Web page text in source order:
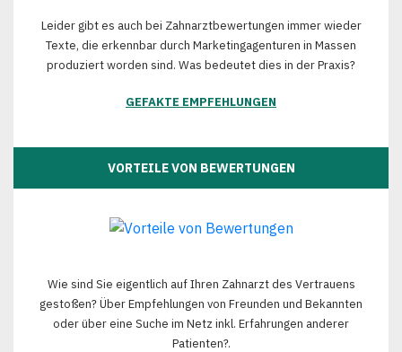
Leider gibt es auch bei Zahnarztbewertungen immer wieder
Texte, die erkennbar durch Marketingagenturen in Massen
produziert worden sind. Was bedeutet dies in der Praxis?
GEFAKTE EMPFEHLUNGEN
VORTEILE VON BEWERTUNGEN
Wie sind Sie eigentlich auf Ihren Zahnarzt des Vertrauens
gestoßen? Über Empfehlungen von Freunden und Bekannten
oder über eine Suche im Netz inkl. Erfahrungen anderer
Patienten?.